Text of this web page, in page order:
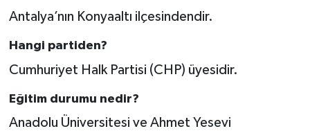
Antalya’nın Konyaaltı ilçesindendir.
Hangi partiden?
Cumhuriyet Halk Partisi (CHP) üyesidir.
Eğitim durumu nedir?
Anadolu Üniversitesi ve Ahmet Yesevi